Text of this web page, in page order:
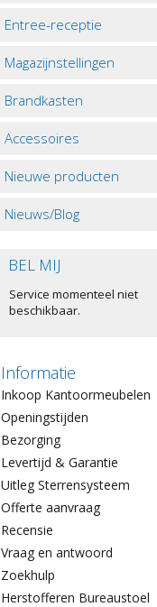
Entree-receptie
Magazijnstellingen
Brandkasten
Accessoires
Nieuwe producten
Nieuws/Blog
BEL MIJ
Service momenteel niet
beschikbaar.
Informatie
Inkoop Kantoormeubelen
Openingstijden
Bezorging
Levertijd & Garantie
Uitleg Sterrensysteem
Offerte aanvraag
Recensie
Vraag en antwoord
Zoekhulp
Herstofferen Bureaustoelen